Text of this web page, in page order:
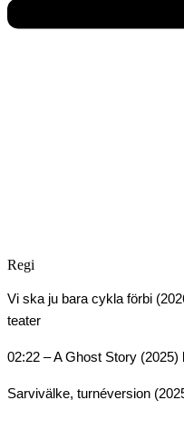
Regi
Vi ska ju bara cykla förbi
teater
02:22 – A Ghost Story (2025)
Sarvivälke, turnéversion